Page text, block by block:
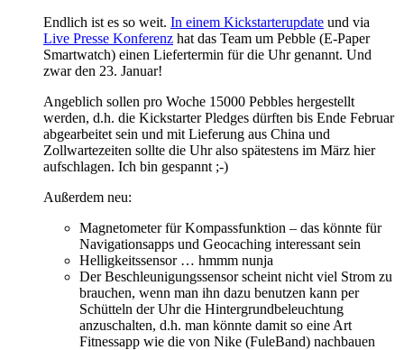
Endlich ist es so weit. In einem Kickstarterupdate und via
Live Presse Konferenz hat das Team um Pebble (E-Paper
Smartwatch) einen Liefertermin für die Uhr genannt. Und
zwar den 23. Januar!
Angeblich sollen pro Woche 15000 Pebbles hergestellt
werden, d.h. die Kickstarter Pledges dürften bis Ende Februar
abgearbeitet sein und mit Lieferung aus China und
Zollwartezeiten sollte die Uhr also spätestens im März hier
aufschlagen. Ich bin gespannt ;-)
Außerdem neu:
Magnetometer für Kompassfunktion – das könnte für
Navigationsapps und Geocaching interessant sein
Helligkeitssensor … hmmm nunja
Der Beschleunigungssensor scheint nicht viel Strom zu
brauchen, wenn man ihn dazu benutzen kann per
Schütteln der Uhr die Hintergrundbeleuchtung
anzuschalten, d.h. man könnte damit so eine Art
Fitnessapp wie die von Nike (FuleBand) nachbauen